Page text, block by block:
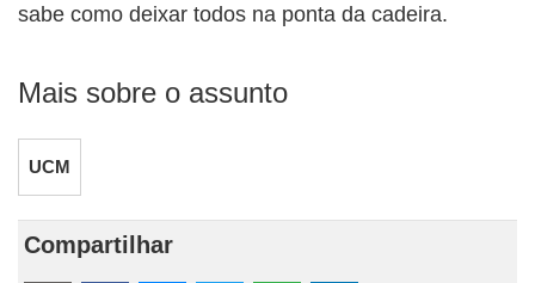
sabe como deixar todos na ponta da cadeira.
Mais sobre o assunto
UCM
Compartilhar